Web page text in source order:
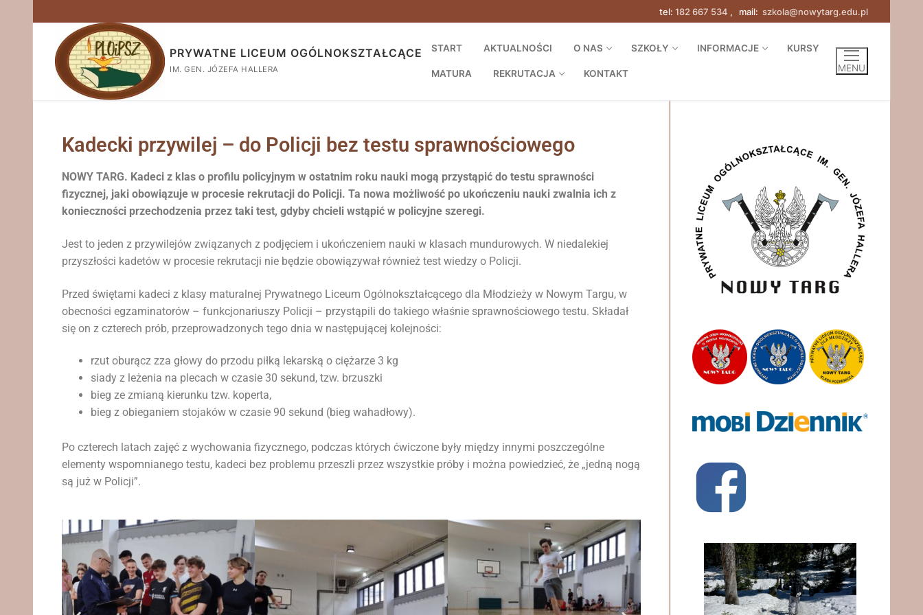
tel: 182 667 534 , mail: szkola@nowytarg.edu.pl
PRYWATNE LICEUM OGÓLNOKSZTAŁCĄCE
IM. GEN. JÓZEFA HALLERA
START AKTUALNOŚCI O NAS SZKOŁY INFORMACJE KURSY
MATURA REKRUTACJA KONTAKT MENU
Kadecki przywilej – do Policji bez testu sprawnościowego
NOWY TARG. Kadeci z klas o profilu policyjnym w ostatnim roku nauki mogą przystąpić do testu sprawności
fizycznej, jaki obowiązuje w procesie rekrutacji do Policji. Ta nowa możliwość po ukończeniu nauki zwalnia ich z
konieczności przechodzenia przez taki test, gdyby chcieli wstąpić w policyjne szeregi.
Jest to jeden z przywilejów związanych z podjęciem i ukończeniem nauki w klasach mundurowych. W niedalekiej
przyszłości kadetów w procesie rekrutacji nie będzie obowiązywał również test wiedzy o Policji.
Przed świętami kadeci z klasy maturalnej Prywatnego Liceum Ogólnokształcącego dla Młodzieży w Nowym Targu, w
obecności egzaminatorów – funkcjonariuszy Policji – przystąpili do takiego właśnie sprawnościowego testu. Składał
się on z czterech prób, przeprowadzonych tego dnia w następującej kolejności:
rzut oburącz zza głowy do przodu piłką lekarską o ciężarze 3 kg
siady z leżenia na plecach w czasie 30 sekund, tzw. brzuszki
bieg ze zmianą kierunku tzw. koperta,
bieg z obieganiem stojaków w czasie 90 sekund (bieg wahadłowy).
Po czterech latach zajęć z wychowania fizycznego, podczas których ćwiczone były między innymi poszczególne
elementy wspomnianego testu, kadeci bez problemu przeszli przez wszystkie próby i można powiedzieć, że „jedną nogą
są już w Policji”.